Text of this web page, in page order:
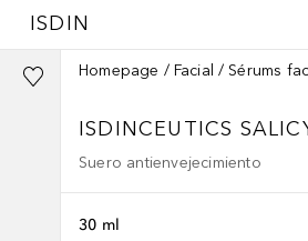
ISDIN
Homepage Facial Sérums
ISDINCEUTICS
Suero antienvejecimiento
30 ml